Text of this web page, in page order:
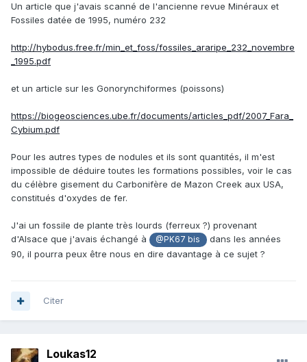
Un article que j'avais scanné de l'ancienne revue Minéraux et
Fossiles datée de 1995, numéro 232
http://hybodus.free.fr/min_et_foss/fossiles_araripe_232_novembre
_1995.pdf
et un article sur les Gonorynchiformes (poissons)
https://biogeosciences.ube.fr/documents/articles_pdf/2007_Fara_
Cybium.pdf
Pour les autres types de nodules et ils sont quantités, il m'est
impossible de déduire toutes les formations possibles, voir le cas
du célèbre gisement du Carbonifère de Mazon Creek aux USA,
constitués d'oxydes de fer.
J'ai un fossile de plante très lourds (ferreux ?) provenant
d'Alsace que j'avais échangé à
@PK67 bis
dans les années
90, il pourra peux être nous en dire davantage à ce sujet ?
Citer
Loukas12